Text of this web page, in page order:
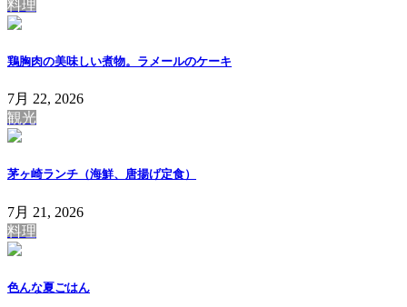
料理
鶏胸肉の美味しい煮物。ラメールのケーキ
7月 22, 2026
観光
茅ヶ崎ランチ（海鮮、唐揚げ定食）
7月 21, 2026
料理
色んな夏ごはん